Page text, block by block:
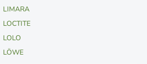
LIMARA
LOCTITE
LOLO
LÖWE